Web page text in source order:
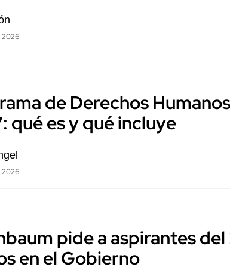
2026
de Derechos
qué es y qué incluye
2026
pide a aspirantes
en el Gobierno